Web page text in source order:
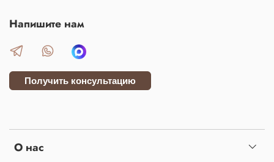
О нас
Напишите нам
Получить консультацию